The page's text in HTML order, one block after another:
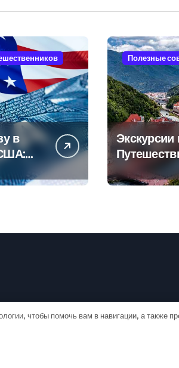
в
Полезные
Экскурсии
сердце
чтобы помочь вам в навигации, а также